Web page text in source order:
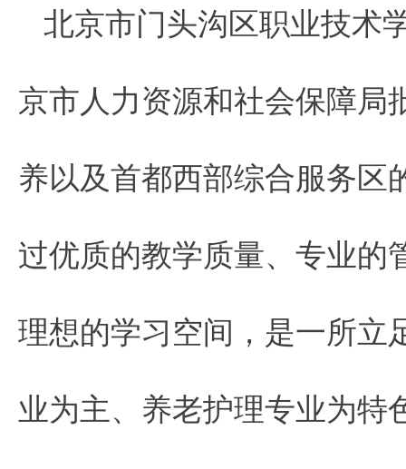
北京市门头沟区职业技术
京市人力资源和社会保障局
养以及首都西部综合服务区
过优质的教学质量、专业的
理想的学习空间，是一所立
业为主、养老护理专业为特